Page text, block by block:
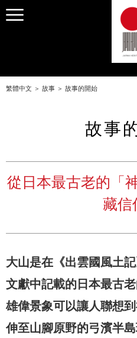
繁體中文 ＞ 故事 ＞ 故事的開始
故事
從日本最古老的「
藏信
大山是在《出雲國風土
文獻中記載的日本最古
雄偉景象可以讓人聯想
伸至山腳原野的弓濱半